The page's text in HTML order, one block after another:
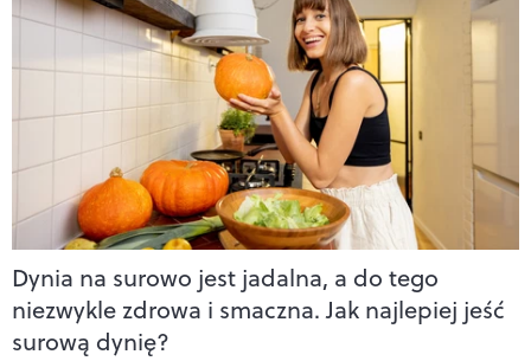
Dynia na surowo jest jadalna, a do tego
niezwykle zdrowa i smaczna. Jak najlepiej jeść
surową dynię?